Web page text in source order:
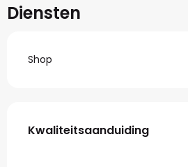
Diensten
Shop
Dienstverlening
Kwaliteitsaanduiding
Kwaliteitsaanduiding